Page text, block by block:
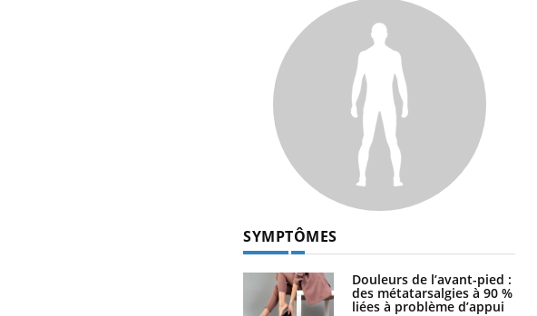
SYMPTÔMES
Douleurs de l’avant-pied :
des métatarsalgies à 90 %
liées à problème d’appui